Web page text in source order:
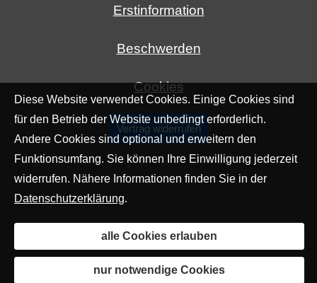
Erstinformation
Beschwerden
Cookies
Vertrag widerrufen
Diese Website verwendet Cookies. Einige Cookies sind
für den Betrieb der Website unbedingt erforderlich.
Andere Cookies sind optional und erweitern den
Funktionsumfang. Sie können Ihre Einwilligung jederzeit
widerrufen. Nähere Informationen finden Sie in der
Datenschutzerklärung.
alle Cookies erlauben
nur notwendige Cookies